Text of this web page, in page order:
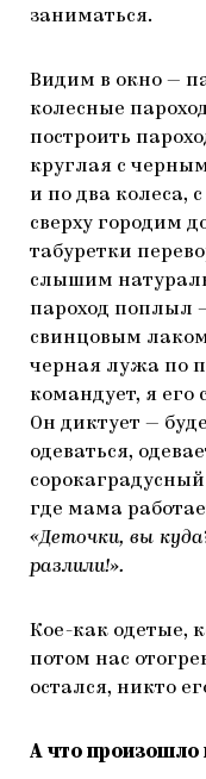
заниматься.
Видим в окно —
колесные
построить
круглая с
и по два колеса,
сверху городим
табуретки
слышим
пароход поплыл
свинцовым
черная лужа по
командует, я его
Он диктует —
одеваться,
где мама
«Деточки, вы
разлили!».
Кое-как одетые,
потом нас
остался, никто
А что произошло